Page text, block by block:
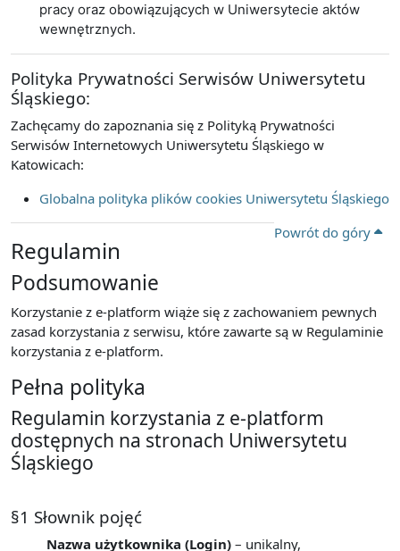
pracy oraz obowiązujących w Uniwersytecie aktów
wewnętrznych.
Polityka Prywatności Serwisów Uniwersytetu
Śląskiego:
Zachęcamy do zapoznania się z Polityką Prywatności
Serwisów Internetowych Uniwersytetu Śląskiego w
Katowicach:
Globalna polityka plików cookies Uniwersytetu Śląskiego
Powrót do góry
Regulamin
Podsumowanie
Korzystanie z e-platform wiąże się z zachowaniem pewnych
zasad korzystania z serwisu, które zawarte są w Regulaminie
korzystania z e-platform.
Pełna polityka
Regulamin korzystania z e-platform
dostępnych na stronach Uniwersytetu
Śląskiego
§1 Słownik pojęć
Nazwa użytkownika (Login) – unikalny,